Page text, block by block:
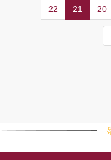
20
21
22